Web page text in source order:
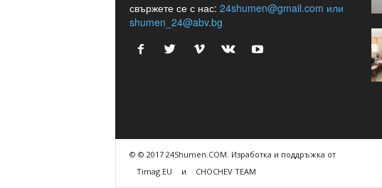
свържете се с нас: 24shumen@gmail.com или
shumen_24@abv.bg
© © 2017 24Shumen.COM. Изработка и поддръжка от
Timag.EU
и CHOCHEV TEAM